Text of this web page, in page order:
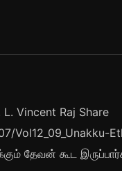
Vincent Raj Share
Vol12_09_Unakku-
தேவன் கூட